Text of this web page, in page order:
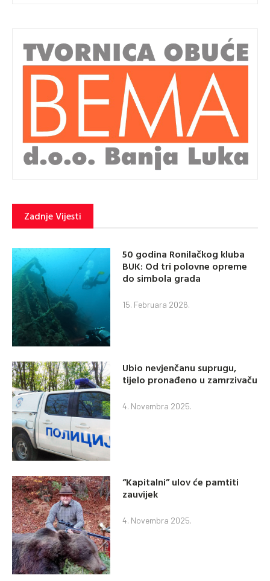
Zadnje Vijesti
50 godina Ronilačkog kluba
BUK: Od tri polovne opreme
do simbola grada
15. Februara 2026.
Ubio nevjenčanu suprugu,
tijelo pronađeno u zamrzivaču
4. Novembra 2025.
“Kapitalni” ulov će pamtiti
zauvijek
4. Novembra 2025.